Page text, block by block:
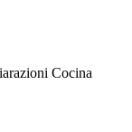
Cocina